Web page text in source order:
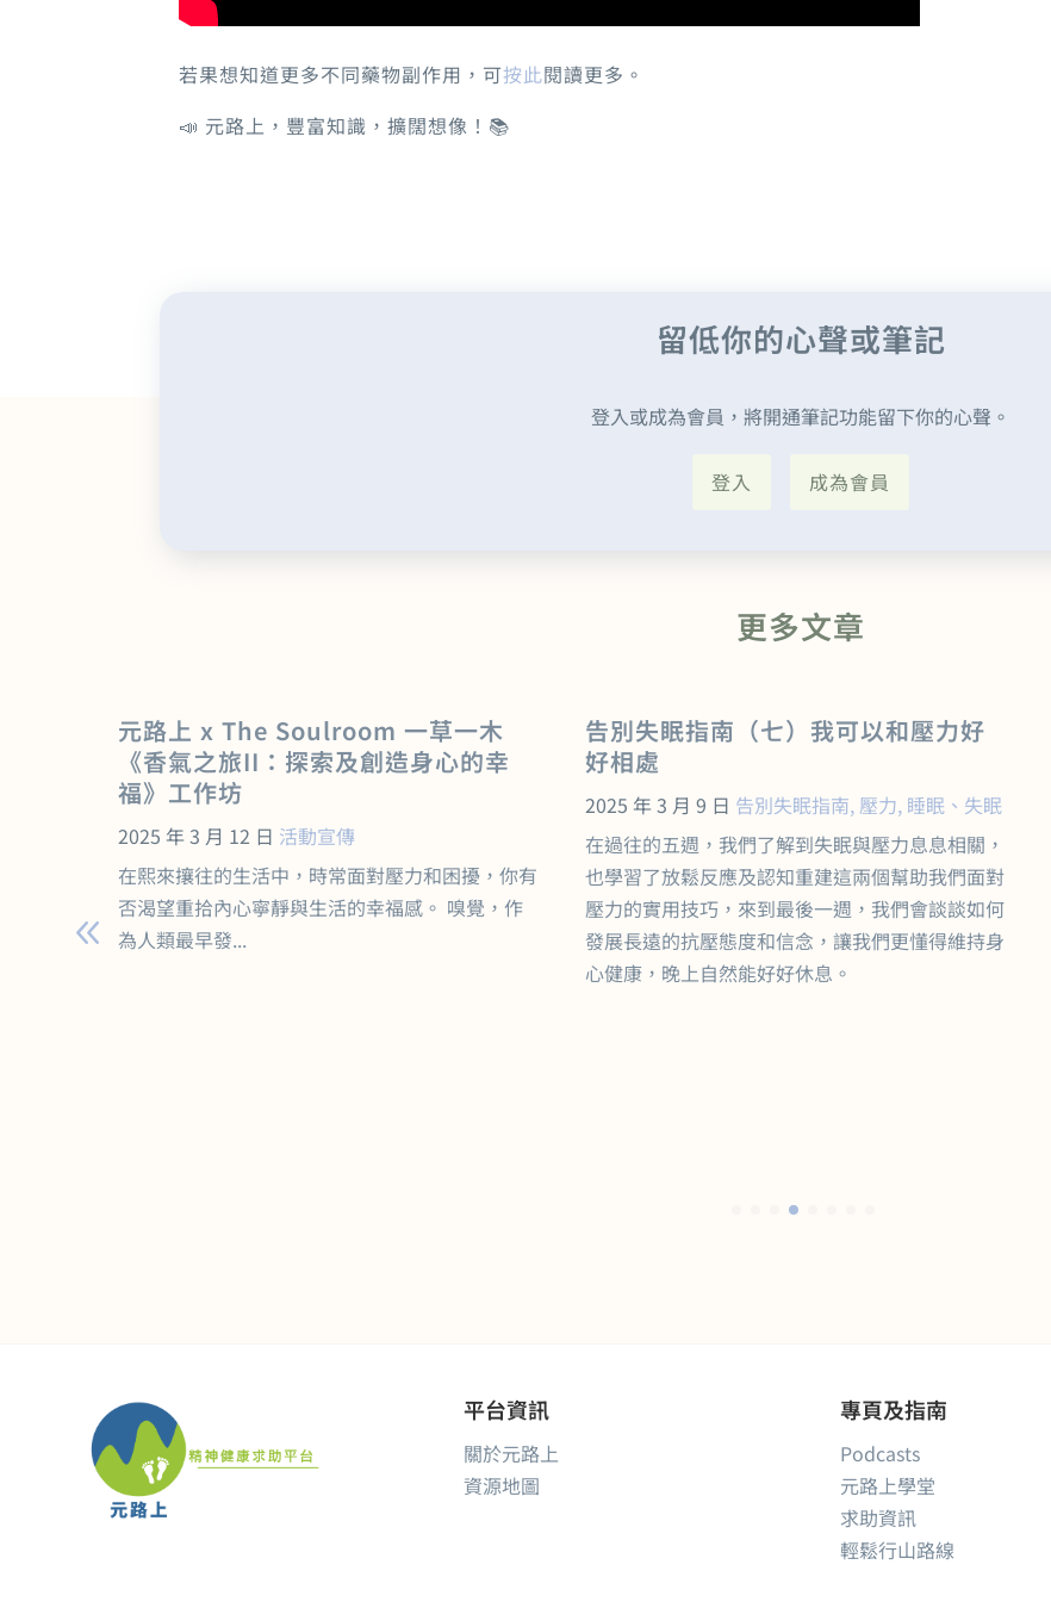
若果想知道更多不同藥物副作用，可按此閱讀更多。
📣 元路上，豐富知識，擴闊想像！📚
留低你的心聲或筆記
登入或成為會員，將開通筆記功能留下你的心聲。
登入 成為會員
更多文章
元路上 x The Soulroom 一草一木
《香氣之旅II：探索及創造身心的幸
福》工作坊
2025 年 3 月 12 日 活動宣傳
在熙來攘往的生活中，時常面對壓力和困擾，你有
否渴望重拾內心寧靜與生活的幸福感。 嗅覺，作
為人類最早發...
告別失眠指南（七）我可以和壓力好
好相處
2025 年 3 月 9 日 告別失眠指南, 壓力, 睡眠、失眠
在過往的五週，我們了解到失眠與壓力息息相關，
也學習了放鬆反應及認知重建這兩個幫助我們面對
壓力的實用技巧，來到最後一週，我們會談談如何
發展長遠的抗壓態度和信念，讓我們更懂得維持身
心健康，晚上自然能好好休息。
平台資訊
關於元路上
資源地圖
專頁及指南
Podcasts
元路上學堂
求助資訊
輕鬆行山路線